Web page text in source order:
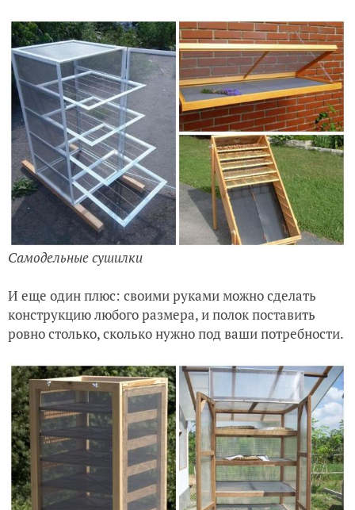
Самодельные сушилки
И еще один плюс: своими руками можно сделать
конструкцию любого размера, и полок поставить
ровно столько, сколько нужно под ваши потребности.